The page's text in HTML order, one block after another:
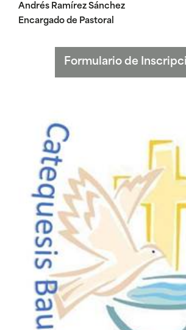
Andrés Ramírez Sánchez
Encargado de Pastoral
Formulario de